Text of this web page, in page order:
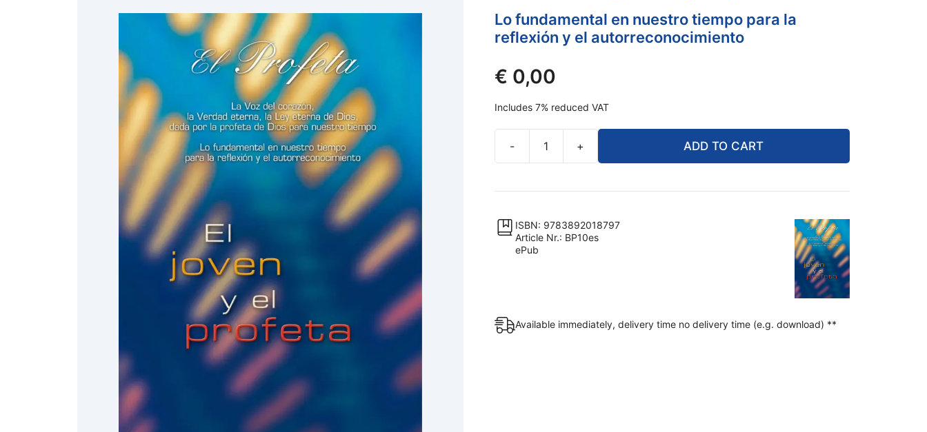
Lo fundamental en nuestro tiempo para la
reflexión y el autorreconocimiento
€ 0,00
Includes 7% reduced VAT
-
El
y
el
profeta
+ ADD TO CART
ISBN: 9783892018797
Article Nr.: BP10es
ePub
Available immediately, delivery time no delivery time (e.g. download) **